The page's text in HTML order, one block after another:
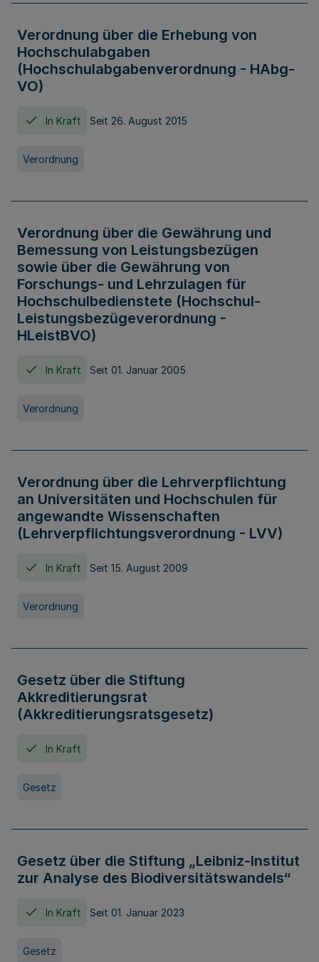
Verordnung über die Erhebung von
Hochschulabgaben
(Hochschulabgabenverordnung - HAbg-
VO)
In Kraft Seit 26. August 2015
Verordnung
Verordnung über die Gewährung und
Bemessung von Leistungsbezügen
sowie über die Gewährung von
Forschungs- und Lehrzulagen für
Hochschulbedienstete (Hochschul-
Leistungsbezügeverordnung -
HLeistBVO)
In Kraft Seit 01. Januar 2005
Verordnung
Verordnung über die Lehrverpflichtung
an Universitäten und Hochschulen für
angewandte Wissenschaften
(Lehrverpflichtungsverordnung - LVV)
In Kraft Seit 15. August 2009
Verordnung
Gesetz über die Stiftung
Akkreditierungsrat
(Akkreditierungsratsgesetz)
In Kraft
Gesetz
Gesetz über die Stiftung „Leibniz-Institut
zur Analyse des Biodiversitätswandels“
In Kraft Seit 01. Januar 2023
Gesetz